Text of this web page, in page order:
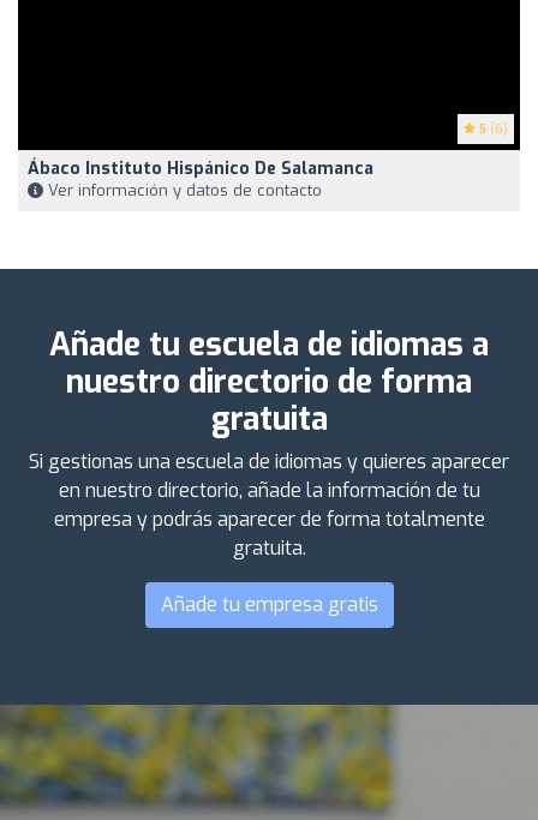
5 (6)
Ábaco Instituto Hispánico De Salamanca
Ver información y datos de contacto
Añade tu escuela de idiomas a
nuestro directorio de forma
gratuita
Si gestionas una escuela de idiomas y quieres aparecer
en nuestro directorio, añade la información de tu
empresa y podrás aparecer de forma totalmente
gratuita.
Añade tu empresa gratis